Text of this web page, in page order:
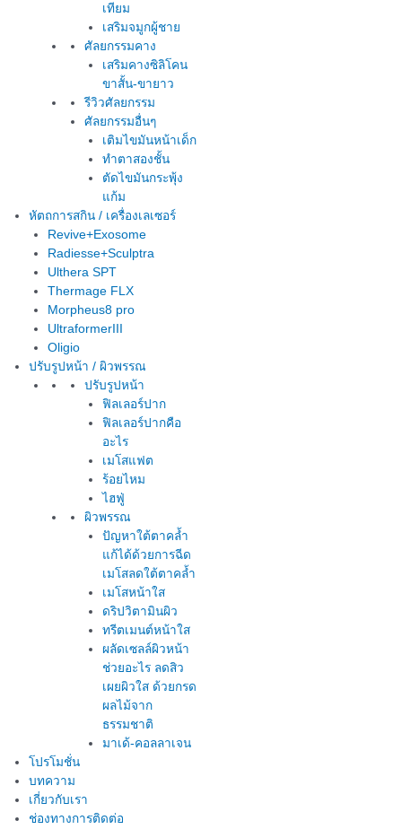
เทียม
เสริมจมูกผู้ชาย
ศัลยกรรมคาง
เสริมคางซิลิโคน
ขาสั้น-ขายาว
รีวิวศัลยกรรม
ศัลยกรรมอื่นๆ
เติมไขมันหน้าเด็ก
ทำตาสองชั้น
ตัดไขมันกระพุ้ง
แก้ม
หัตถการสกิน / เครื่องเลเซอร์
Revive+Exosome
Radiesse+Sculptra
Ulthera SPT
Thermage FLX
Morpheus8 pro
UltraformerIII
Oligio
ปรับรูปหน้า / ผิวพรรณ
ปรับรูปหน้า
ฟิลเลอร์ปาก
ฟิลเลอร์ปากคือ
อะไร
เมโสแฟต
ร้อยไหม
ไฮฟู่
ผิวพรรณ
ปัญหาใต้ตาคล้ำ
แก้ได้ด้วยการฉีด
เมโสลดใต้ตาคล้ำ
เมโสหน้าใส
ดริปวิตามินผิว
ทรีตเมนต์หน้าใส
ผลัดเซลล์ผิวหน้า
ช่วยอะไร ลดสิว
เผยผิวใส ด้วยกรด
ผลไม้จาก
ธรรมชาติ
มาเด้-คอลลาเจน
โปรโมชั่น
บทความ
เกี่ยวกับเรา
ช่องทางการติดต่อ